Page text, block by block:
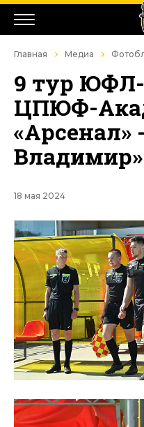
Главная Медиа
9 тур
ЦПЮФ-
«Арсенал»
Владимир»
18 мая 2024